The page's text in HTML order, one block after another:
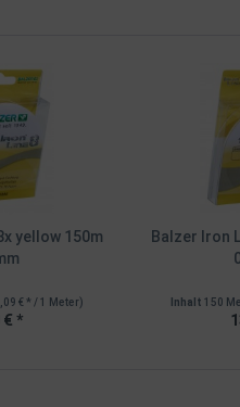
yellow 150m
€ * / 1 Meter)
€ *
Balzer Iron
Inhalt 150